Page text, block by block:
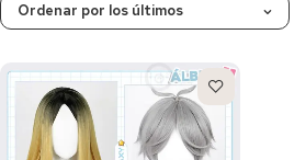
Ordenar por los últimos